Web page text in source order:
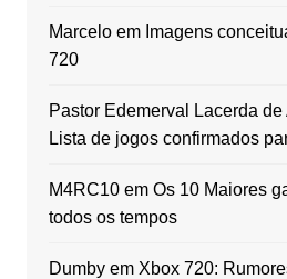
Marceloem Imagens
720
Pastor Edemerval Lacerda
Lista de jogos confirmados
M4RC10em Os 10 Maiores
todos os tempos
Dumbyem Xbox 720: